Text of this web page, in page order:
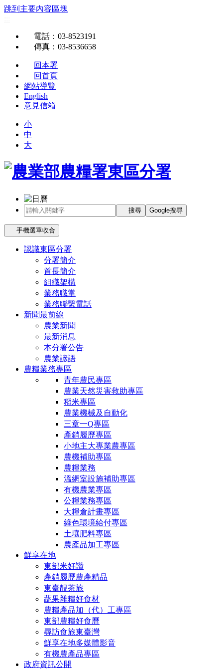
跳到主要內容區塊
電話 ：03-8523191
傳真 ：03-8536658
回本署
回首頁
網站導覽
English
意見信箱
小
中
大
搜尋 Google搜尋
手機選單收合
認識東區分署
分署簡介
首長簡介
組織架構
業務職掌
業務聯繫電話
新聞最前線
農業新聞
最新消息
本分署公告
農業諺語
農糧業務專區
青年農民專區
農業天然災害救助專區
稻米專區
農業機械及自動化
三章一Q專區
產銷履歷專區
小地主大專業農專區
農機補助專區
農糧業務
溫網室設施補助專區
有機農業專區
公糧業務專區
大糧倉計畫專區
綠色環境給付專區
土壤肥料專區
農產品加工專區
鮮享在地
東部米好讚
產銷履歷農產精品
東臺靚茶旅
蔬果雜糧好食材
農糧產品加（代）工專區
東部農糧好食曆
尋訪食旅東臺灣
鮮享在地多媒體影音
有機農產品專區
政府資訊公開